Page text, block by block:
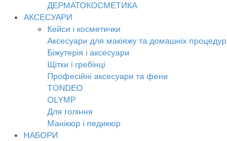
ДЕРМАТОКОСМЕТИКА
АКСЕСУАРИ
Кейси і косметички
Аксесуари для макіяжу та домашніх процедур
Біжутерія і аксесуари
Щітки і гребінці
Професійні аксесуари та фени
TONDEO
OLYMP
Для гоління
Манікюр і педикюр
НАБОРИ